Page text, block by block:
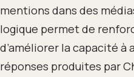
mentions dans des
logique permet de
d’améliorer la capacité à
réponses produites par